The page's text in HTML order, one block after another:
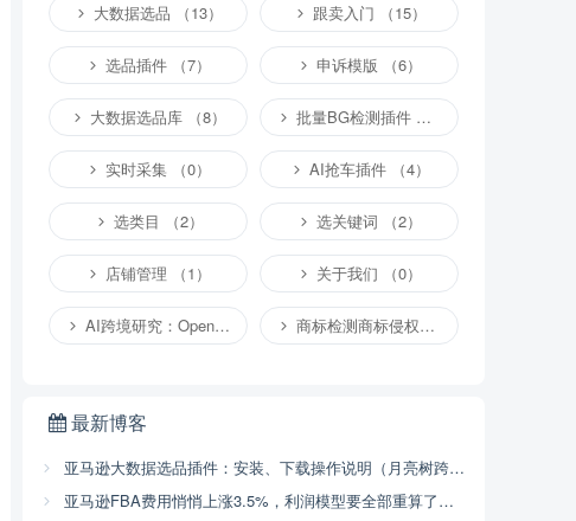
大数据选品 （13） 跟卖入门 （15）
选品插件 （7） 申诉模版 （6）
大数据选品库 （8） 批量BG检测插件 （4）
实时采集 （0） AI抢车插件 （4）
选类目 （2） 选关键词 （2）
店铺管理 （1） 关于我们 （0）
AI跨境研究：OpenClaw小龙虾等应用 （2） 商标检测商标侵权专栏 （1）
最新博客
亚马逊大数据选品插件：安装、下载操作说明（月亮树跨境）
亚马逊FBA费用悄悄上涨3.5%，利润模型要全部重算了（2026年4月17号已开始执行，附解决方案）